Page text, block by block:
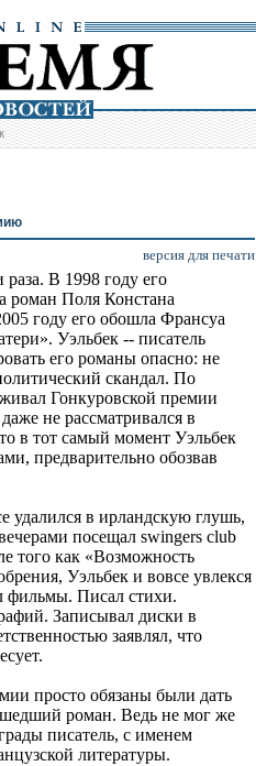
версия для печати
В 1998 году его
роман Поля Констана
году его обошла Франсуа
Уэльбек -- писатель
его романы опасно: не
скандал. По
Гонкуровской премии
не рассматривался в
в тот самый момент Уэльбек
предварительно обозвав
удалился в ирландскую глушь,
посещал swingers club
того как «Возможность
Уэльбек и вовсе увлекся
фильмы. Писал стихи.
Записывал диски в
заявлял, что
просто обязаны были дать
роман. Ведь не мог же
писатель, с именем
литературы.